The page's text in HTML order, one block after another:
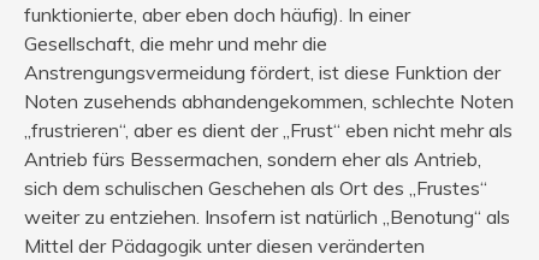
funktionierte, aber eben doch häufig). In einer
Gesellschaft, die mehr und mehr die
Anstrengungsvermeidung fördert, ist diese Funktion der
Noten zusehends abhandengekommen, schlechte Noten
„frustrieren“, aber es dient der „Frust“ eben nicht mehr als
Antrieb fürs Bessermachen, sondern eher als Antrieb,
sich dem schulischen Geschehen als Ort des „Frustes“
weiter zu entziehen. Insofern ist natürlich „Benotung“ als
Mittel der Pädagogik unter diesen veränderten